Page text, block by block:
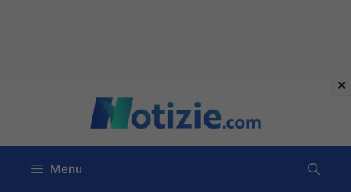
contenuto
Menu